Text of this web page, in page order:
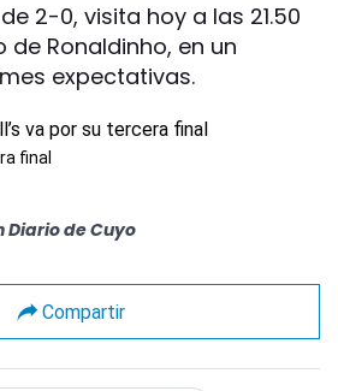
2-0, visita hoy a las 21.50
de Ronaldinho, en un
expectativas.
final
Diario de Cuyo
Compartir